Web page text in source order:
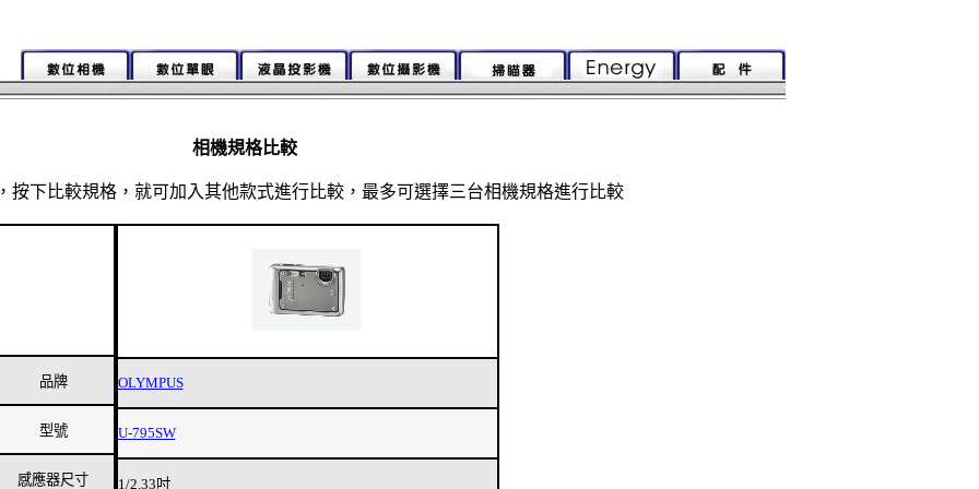
相機規格比較
按下比較規格，就可加入其他款式進行比較，最多可選擇三台相機規格進行比較
品牌
型號
感應器尺寸
OLYMPUS
U-795SW
1/2.33吋